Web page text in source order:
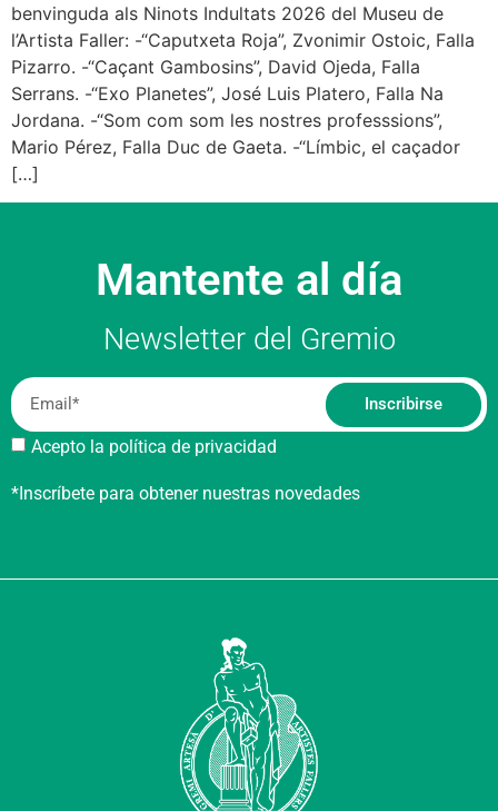
benvinguda als Ninots Indultats 2026 del Museu de
l’Artista Faller: -“Caputxeta Roja”, Zvonimir Ostoic, Falla
Pizarro. -“Caçant Gambosins”, David Ojeda, Falla
Serrans. -“Exo Planetes”, José Luis Platero, Falla Na
Jordana. -“Som com som les nostres professsions”,
Mario Pérez, Falla Duc de Gaeta. -“Límbic, el caçador
[…]
Mantente al día
Newsletter del Gremio
Acepto la política de privacidad
Inscribirse
*Inscríbete para obtener nuestras novedades